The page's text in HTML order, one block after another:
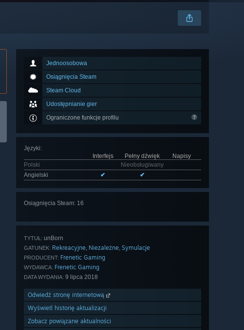
Jednoosobowa
Osiągnięcia Steam
Steam Cloud
Udostępnianie gier
Ograniczone funkcje profilu
Języki:
Interfejs
Pełny dźwięk
Napisy
Polski
Nieobsługiwany
Angielski
✔ ✔
Osiągnięcia Steam: 16
TYTUŁ: unBorn
GATUNEK: Rekreacyjne, Niezależne, Symulacje
PRODUCENT: Frenetic Gaming
WYDAWCA: Frenetic Gaming
DATA WYDANIA: 9 lipca 2018
Odwiedź stronę internetową
Wyświetl historię aktualizacji
Zobacz powiązane aktualności